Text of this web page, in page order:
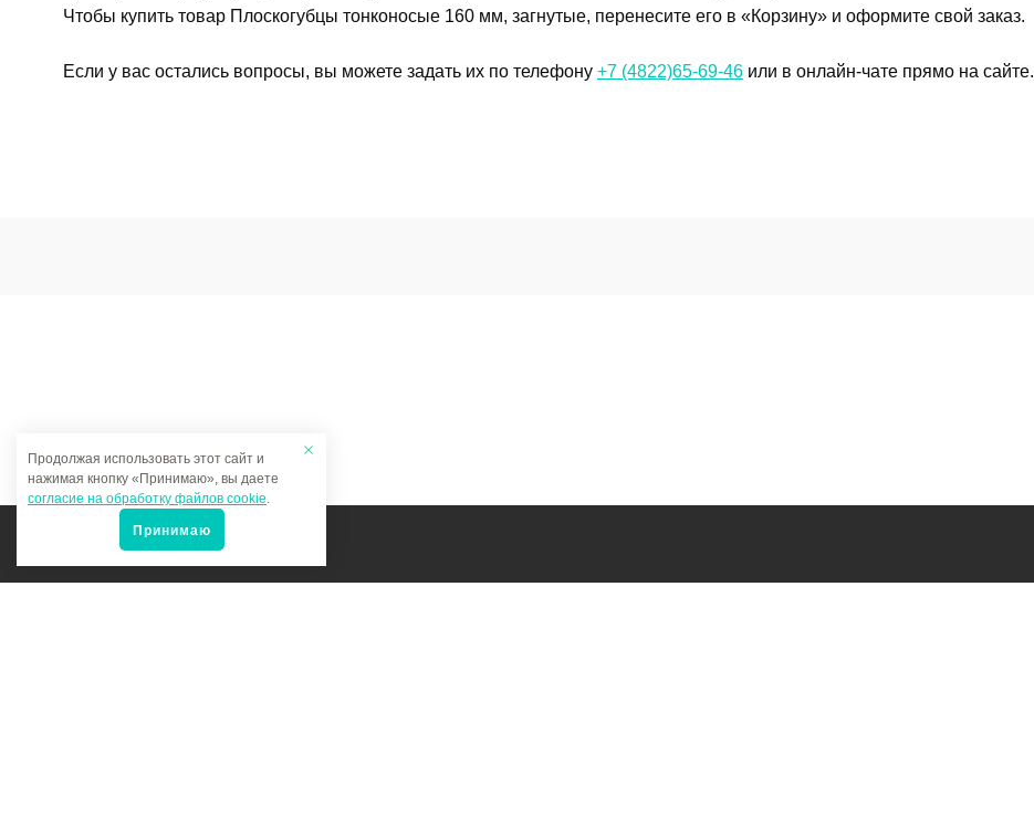
Чтобы купить товар Плоскогубцы тонконосые 160 мм, загнутые, перенесите его в «Корзину» и оформите свой заказ.
Если у вас остались вопросы, вы можете задать их по телефону +7 (4822)65-69-46 или в онлайн-чате прямо на сайте.
Продолжая использовать этот сайт и
нажимая кнопку «Принимаю», вы даете
согласие на обработку файлов cookie.
Принимаю